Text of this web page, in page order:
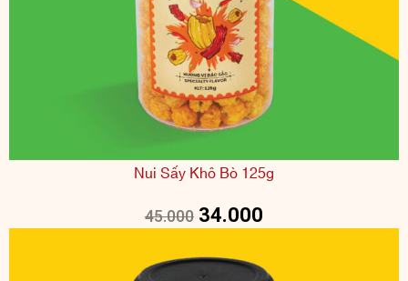
Nui Sấy Khô Bò 125g
45.000 34.000